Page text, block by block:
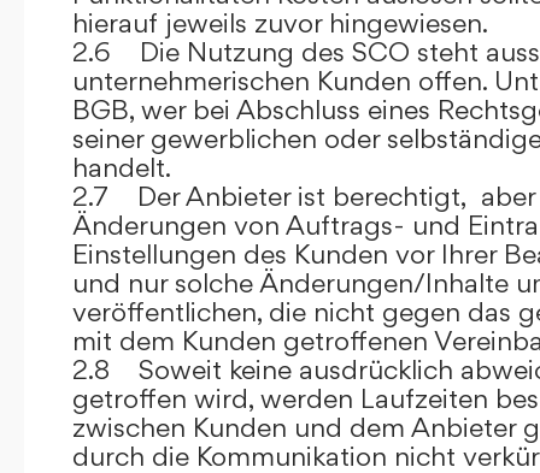
hierauf jeweils zuvor hingewiesen.
2.6 Die Nutzung des SCO steht
unternehmerischen Kunden offen.
BGB, wer bei Abschluss eines
seiner gewerblichen oder
handelt.
2.7 Der Anbieter ist berechtigt,
Änderungen von Auftrags- und
Einstellungen des Kunden vor Ihrer
und nur solche Änderungen/Inhalte
veröffentlichen, die nicht gegen das
mit dem Kunden getroffenen
2.8 Soweit keine ausdrücklich
getroffen wird, werden Laufzeiten
zwischen Kunden und dem Anbieter
durch die Kommunikation nicht